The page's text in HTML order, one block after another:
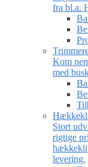
fra bl.a.
Kom
med
Stort
rigtige
levering.